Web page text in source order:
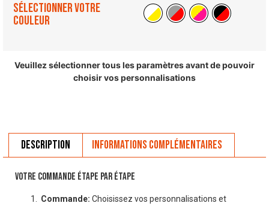
Sélectionner votre
couleur
Veuillez sélectionner tous les paramètres avant de pouvoir
choisir vos personnalisations
Description Informations complémentaires
VOTRE COMMANDE ÉTAPE PAR ÉTAPE
Commande: Choisissez vos personnalisations et